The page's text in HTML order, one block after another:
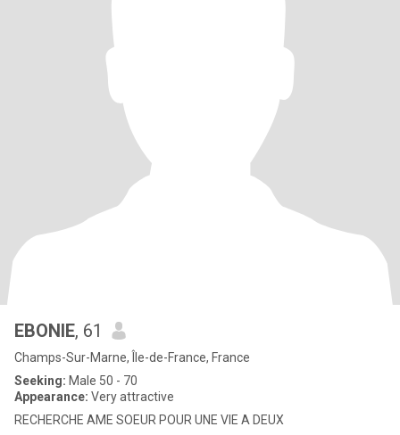
EBONIE, 61
Champs-Sur-Marne, Île-de-France, France
Seeking: Male 50 - 70
Appearance: Very attractive
RECHERCHE AME SOEUR POUR UNE VIE A DEUX